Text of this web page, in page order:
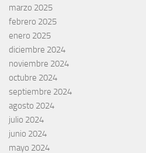
marzo 2025
febrero 2025
enero 2025
diciembre 2024
noviembre 2024
octubre 2024
septiembre 2024
agosto 2024
julio 2024
junio 2024
mayo 2024